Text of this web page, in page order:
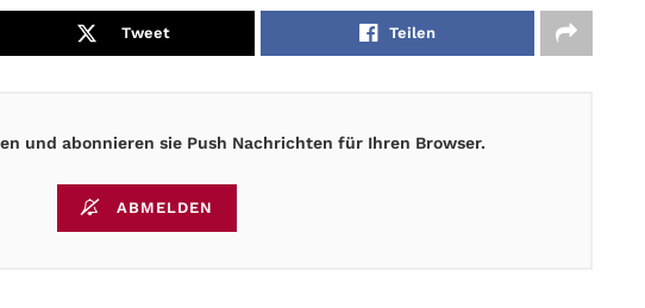
Tweet Teilen
und abonnieren sie Push Nachrichten für Ihren Browser.
ABMELDEN